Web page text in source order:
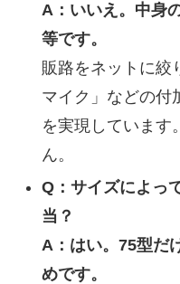
A：いいえ。中身
等です。
販路をネットに絞
マイク」などの付
を実現しています
ん。
Q：サイズによっ
当？
A：はい。75型だ
めです。